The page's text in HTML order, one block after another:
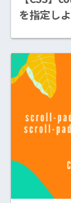
を指定し